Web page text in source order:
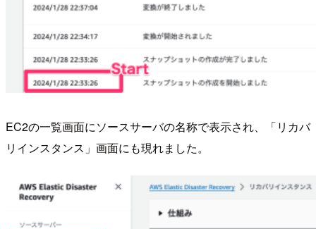
EC2の一覧画面にソースサーバの名称で表示され、「リカバ
リインスタンス」画面にも現れました。